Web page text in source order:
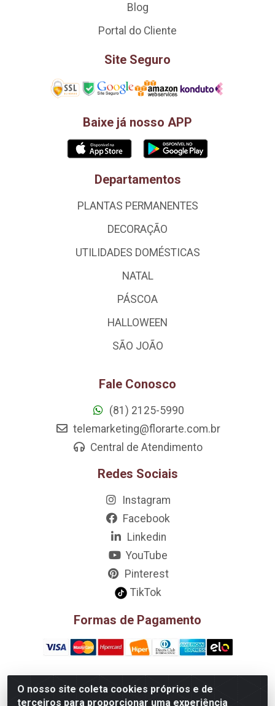
O nosso site coleta cookies próprios e de
terceiros para proporcionar uma experiência
Blog
Portal do Cliente
Site Seguro
Baixe já nosso APP
Departamentos
PLANTAS PERMANENTES
DECORAÇÃO
UTILIDADES DOMÉSTICAS
NATAL
PÁSCOA
HALLOWEEN
SÃO JOÃO
Fale Conosco
(81) 2125-5990
telemarketing@florarte.com.br
Central de Atendimento
Redes Sociais
Instagram
Facebook
Linkedin
YouTube
Pinterest
TikTok
Formas de Pagamento
D&A Decoração e Ambientação LTDA - Rua Riachão, 807 –